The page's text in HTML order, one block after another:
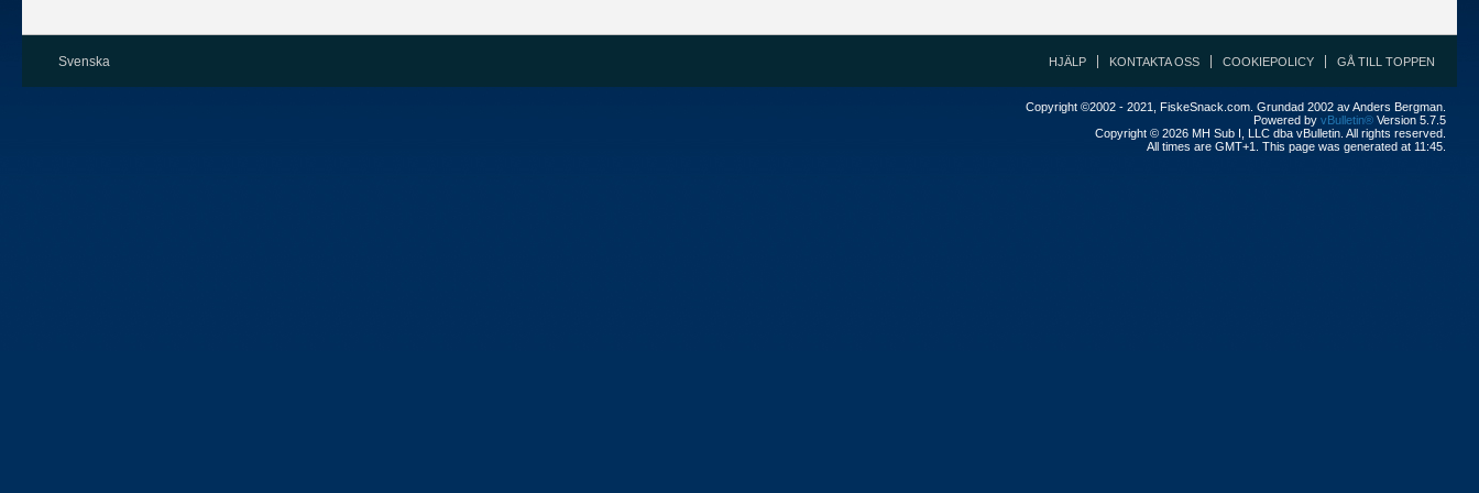
Svenska HJÄLP KONTAKTA OSS COOKIEPOLICY GÅ TILL TOPPEN
Copyright ©2002 - 2021, FiskeSnack.com. Grundad 2002 av Anders Bergman.
Powered by vBulletin® Version 5.7.5
Copyright © 2026 MH Sub I, LLC dba vBulletin. All rights reserved.
All times are GMT+1. This page was generated at 11:45.